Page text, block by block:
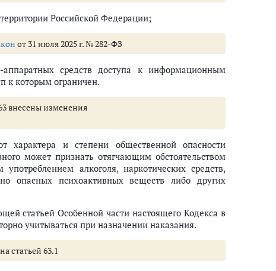
Российской Федерации;
от 31 июля 2025 г. № 282-ФЗ
средств доступа к информационным
к которым ограничен.
внесены изменения
и степени общественной опасности
может признать отягчающим обстоятельством
алкоголя, наркотических средств,
опасных психоактивных веществ либо других
статьей Особенной части настоящего Кодекса в
учитываться при назначении наказания.
статьей 63.1